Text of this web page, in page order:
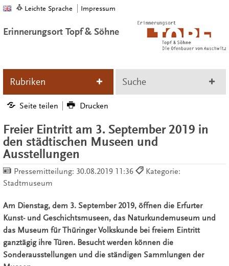
Leichte Sprache Impressum
Erinnerungsort Topf & Söhne
Rubriken Suche
Seite teilen Drucken
Freier Eintritt am 3. September 2019 in
den städtischen Museen und
Ausstellungen
Pressemitteilung: 30.08.2019 11:36
Kategorie:
Stadtmuseum
Am Dienstag, dem 3. September 2019, öffnen die Erfurter
Kunst- und Geschichtsmuseen, das Naturkundemuseum und
das Museum für Thüringer Volkskunde bei freiem Eintritt
ganztägig ihre Türen. Besucht werden können die
Sonderausstellungen und die ständigen Sammlungen der